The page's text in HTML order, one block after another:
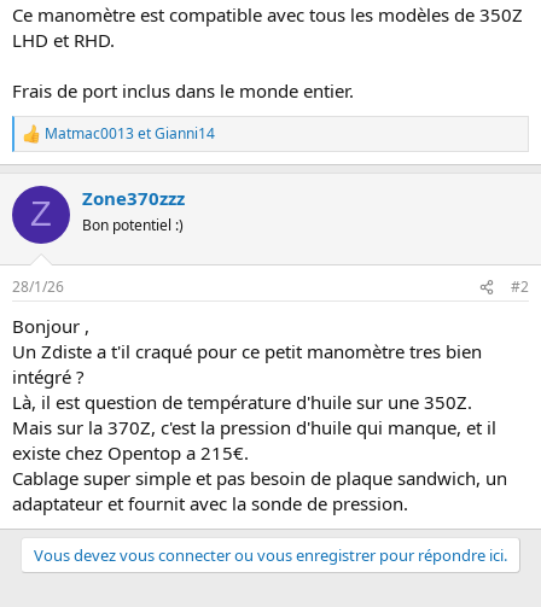
Ce manomètre est compatible avec tous les modèles de 350Z
LHD et RHD.
Frais de port inclus dans le monde entier.
L
e
r
a
i
n
s
:
Matmac0013etGianni14
Z Zone370zzz
Bon potentiel :)
28/1/26 #2
Bonjour ,
Un Zdiste a t'il craqué pour ce petit manomètre tres bien
intégré ?
Là, il est question de température d'huile sur une 350Z.
Mais sur la 370Z, c'est la pression d'huile qui manque, et il
existe chez Opentop a 215€.
Cablage super simple et pas besoin de plaque sandwich, un
adaptateur et fournit avec la sonde de pression.
Vous devez vous connecter ou vous enregistrer pour répondre ici.